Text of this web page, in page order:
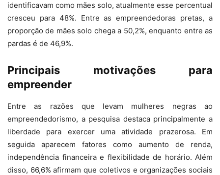
identificavam como mães solo, atualmente esse percentual
cresceu para 48%. Entre as empreendedoras pretas, a
proporção de mães solo chega a 50,2%, enquanto entre as
pardas é de 46,9%.
Principais motivações para
empreender
Entre as razões que levam mulheres negras ao
empreendedorismo, a pesquisa destaca principalmente a
liberdade para exercer uma atividade prazerosa. Em
seguida aparecem fatores como aumento de renda,
independência financeira e flexibilidade de horário. Além
disso, 66,6% afirmam que coletivos e organizações sociais